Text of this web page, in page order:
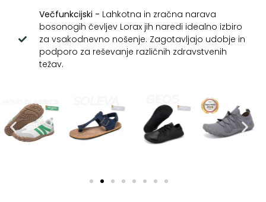
Večfunkcijski - Lahkotna in zračna narava
bosonogih čevljev Lorax jih naredi idealno izbiro
za vsakodnevno nošenje. Zagotavljajo udobje in
podporo za reševanje različnih zdravstvenih
težav.